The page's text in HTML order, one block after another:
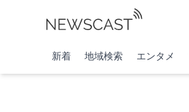
新着 地域検索 エンタメ